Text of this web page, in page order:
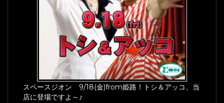
スペースジオン 9/18(金)from姫路！トシ＆アッコ、当
店に登場ですよ～♪